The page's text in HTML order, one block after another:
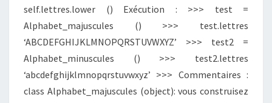
self.lettres.lower () Exécution : >>> test =
Alphabet_majuscules () >>> test.lettres
‘ABCDEFGHIJKLMNOPQRSTUVWXYZ’ >>> test2 =
Alphabet_minuscules () >>> test2.lettres
‘abcdefghijklmnopqrstuvwxyz’ >>> Commentaires :
class Alphabet_majuscules (object): vous construisez